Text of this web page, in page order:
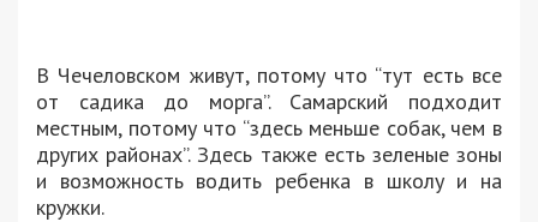
В Чечеловском живут, потому что “тут есть все
от садика до морга”. Самарский подходит
местным, потому что “здесь меньше собак, чем в
других районах”. Здесь также есть зеленые зоны
и возможность водить ребенка в школу и на
кружки.